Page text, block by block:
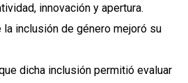
innovación y apertura.
la inclusión de género mejoró su
dicha inclusión permitió evaluar